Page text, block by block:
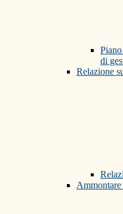
di
Relazione